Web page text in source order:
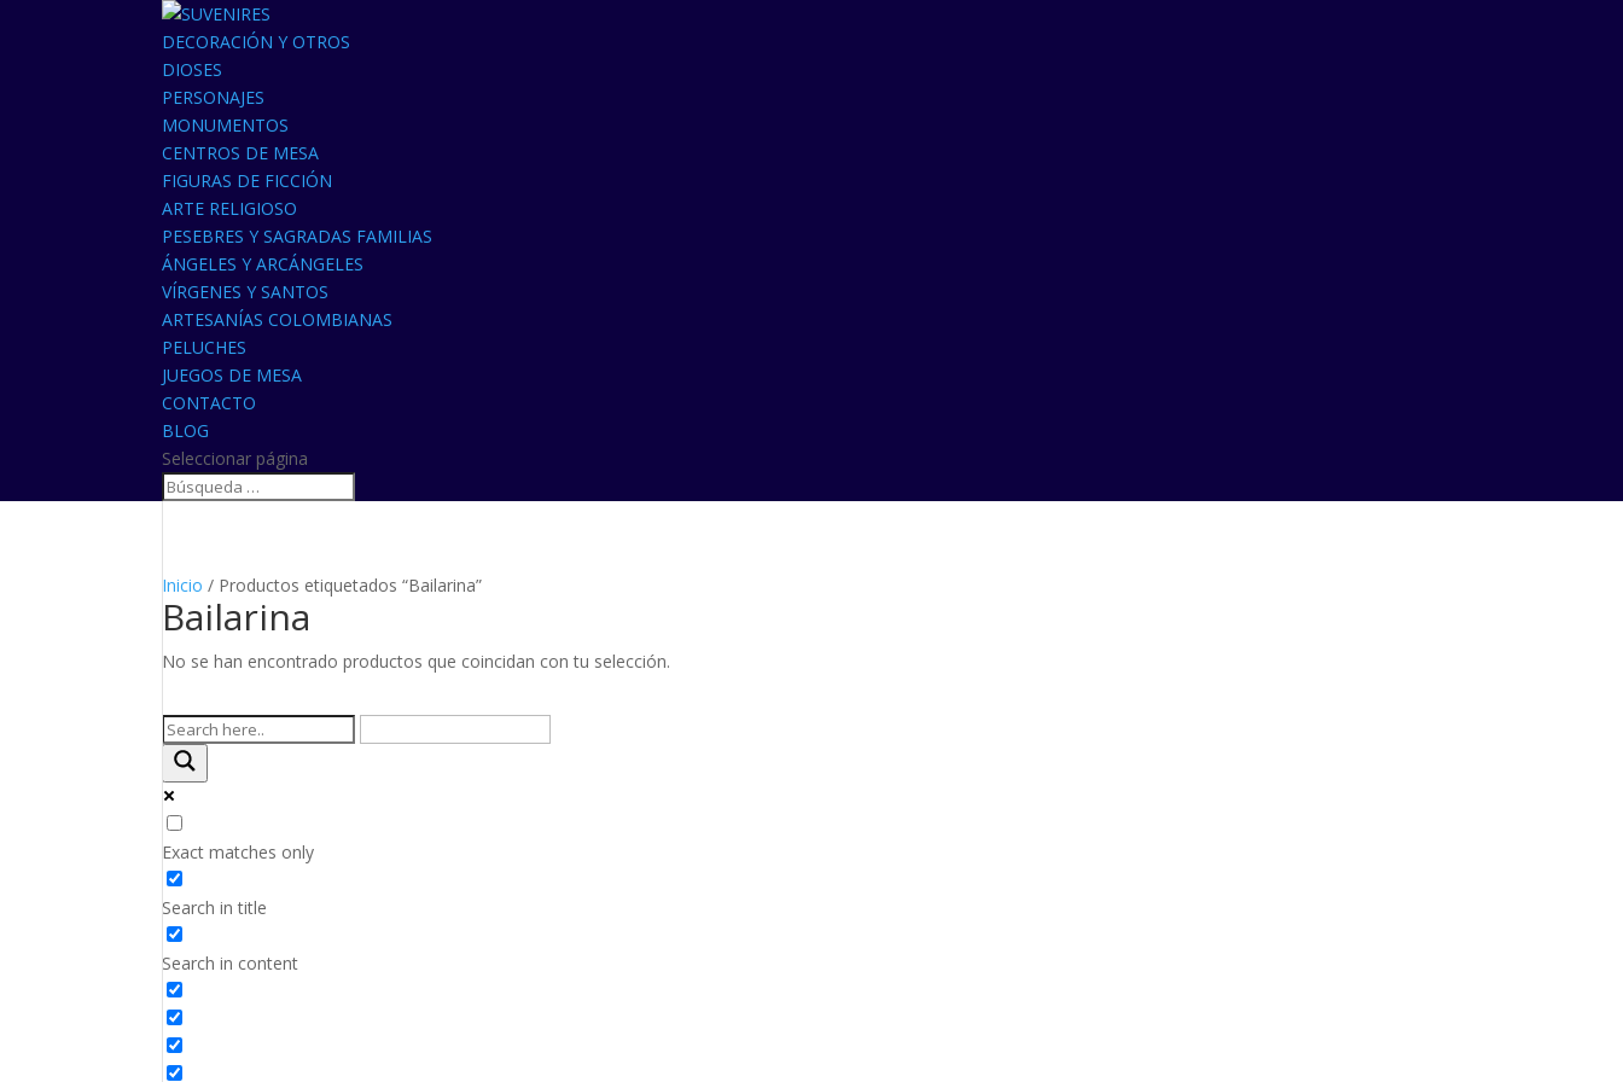
DECORACIÓN Y OTROS
DIOSES
PERSONAJES
MONUMENTOS
CENTROS DE MESA
FIGURAS DE FICCIÓN
ARTE RELIGIOSO
PESEBRES Y SAGRADAS FAMILIAS
ÁNGELES Y ARCÁNGELES
VÍRGENES Y SANTOS
ARTESANÍAS COLOMBIANAS
PELUCHES
JUEGOS DE MESA
CONTACTO
BLOG
Seleccionar página
Inicio / Productos etiquetados “Bailarina”
Bailarina
No se han encontrado productos que coincidan con tu selección.
Exact matches only
Search in title
Search in content